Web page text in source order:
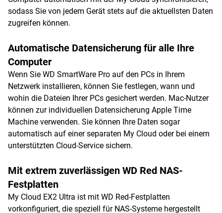
sodass Sie von jedem Gerät stets auf die aktuellsten Daten
zugreifen können.
Automatische Datensicherung für alle Ihre
Computer
Wenn Sie WD SmartWare Pro auf den PCs in Ihrem
Netzwerk installieren, können Sie festlegen, wann und
wohin die Dateien Ihrer PCs gesichert werden. Mac-Nutzer
können zur individuellen Datensicherung Apple Time
Machine verwenden. Sie können Ihre Daten sogar
automatisch auf einer separaten My Cloud oder bei einem
unterstützten Cloud-Service sichern.
Mit extrem zuverlässigen WD Red NAS-
Festplatten
My Cloud EX2 Ultra ist mit WD Red-Festplatten
vorkonfiguriert, die speziell für NAS-Systeme hergestellt